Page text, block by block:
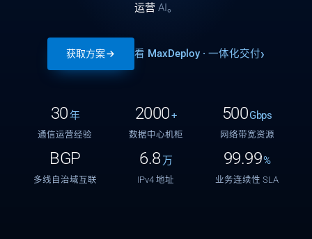
运营 AI。
获取方案 看 MaxDeploy · 一体化交付
30年
通信运营经验
2000+
数据中心机柜
500Gbps
网络带宽资源
BGP
多线自治域互联
6.8 万
IPv4 地址
99.99%
业务连续性 SLA